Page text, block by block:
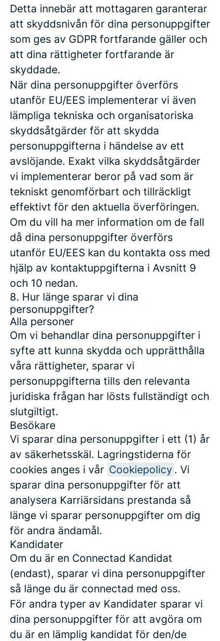
Detta innebär att mottagaren garanterar
att skyddsnivån för dina personuppgifter
som ges av GDPR fortfarande gäller och
att dina rättigheter fortfarande är
skyddade.
När dina personuppgifter överförs
utanför EU/EES implementerar vi även
lämpliga tekniska och organisatoriska
skyddsåtgärder för att skydda
personuppgifterna i händelse av ett
avslöjande. Exakt vilka skyddsåtgärder
vi implementerar beror på vad som är
tekniskt genomförbart och tillräckligt
effektivt för den aktuella överföringen.
Om du vill ha mer information om de fall
då dina personuppgifter överförs
utanför EU/EES kan du kontakta oss med
hjälp av kontaktuppgifterna i Avsnitt 9
och 10 nedan.
8. Hur länge sparar vi dina
personuppgifter?
Alla personer
Om vi ​​behandlar dina personuppgifter i
syfte att kunna skydda och upprätthålla
våra rättigheter, sparar vi
personuppgifterna tills den relevanta
juridiska frågan har lösts fullständigt och
slutgiltigt.
Besökare
Vi sparar dina personuppgifter i ett (1) år
av säkerhetsskäl. Lagringstiderna för
cookies anges i vår Cookiepolicy . Vi
sparar dina personuppgifter för att
analysera Karriärsidans prestanda så
länge vi sparar personuppgifter om dig
för andra ändamål.
Kandidater
Om du är en Connectad Kandidat
(endast), sparar vi dina personuppgifter
så länge du är connectad med oss.
För andra typer av Kandidater sparar vi
dina personuppgifter för att avgöra om
du är en lämplig kandidat för den/de